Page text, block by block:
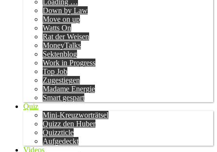
Loading …
Down by Law
Move on up
Watts On
Rat der Weisen
MoneyTalks
Sektenblog
Work in Progress
Top Job
Zugestiegen
Madame Energie
Smart gespart
Quiz
Mini-Kreuzworträtsel
Quizz den Huber
Quizzticle
Aufgedeckt
Videos